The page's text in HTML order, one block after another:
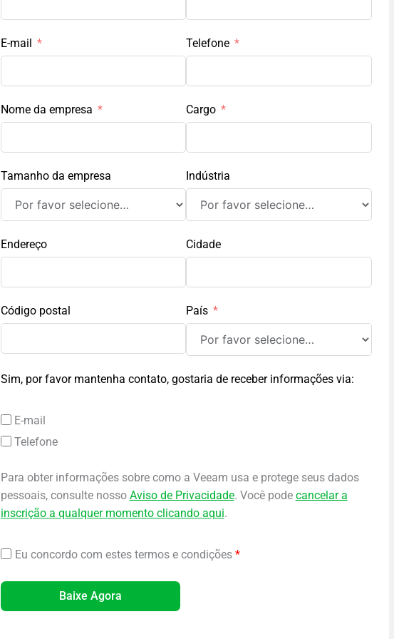
E-mail
Nome da empresa
Tamanho da empresa
Endereço
Código postal
Telefone
Cargo
Indústria
Cidade
País
Sim, por favor mantenha contato, gostaria de receber informações via:
E-mail
Telefone
Para obter informações sobre como a Veeam usa e protege seus dados
pessoais, consulte nosso Aviso de Privacidade. Você pode cancelar a
inscrição a qualquer momento clicando aqui.
Eu concordo com estes termos e condições *
Baixe Agora